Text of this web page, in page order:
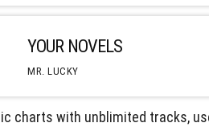
YOUR NOVELS
MR. LUCKY
charts with unblimited tracks,